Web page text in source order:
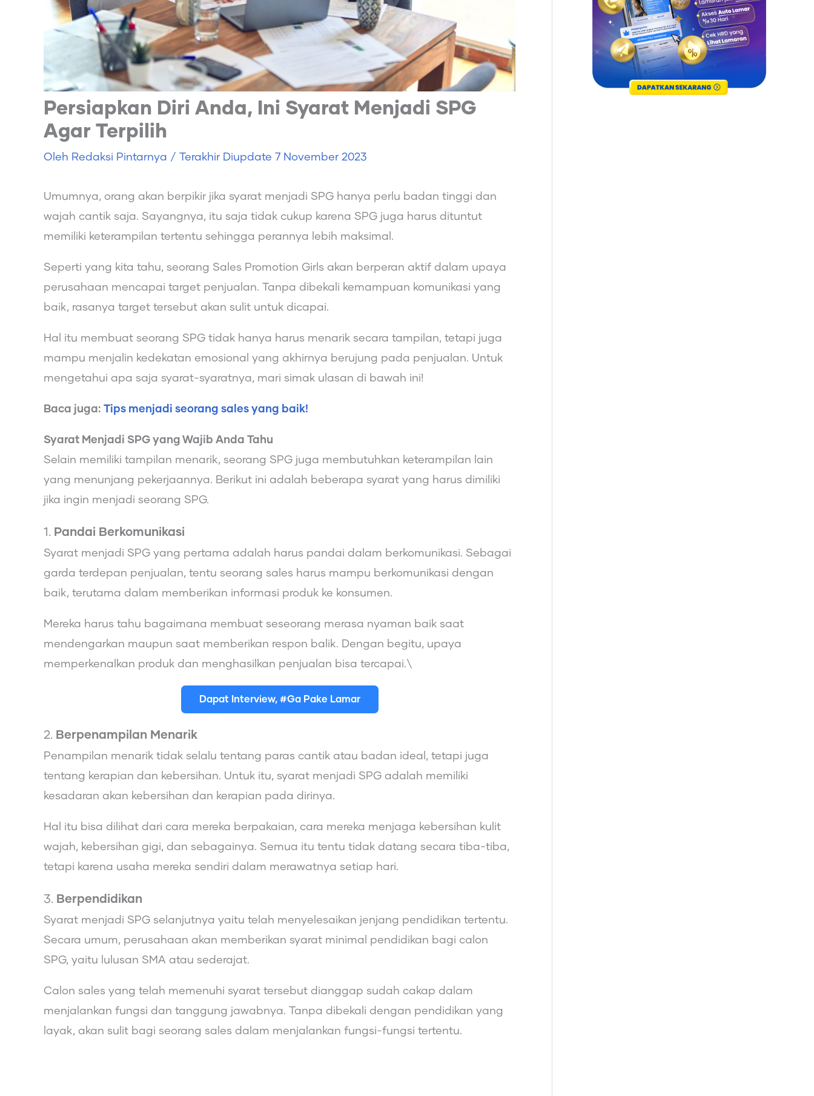
Persiapkan Diri Anda, Ini Syarat Menjadi SPG
Agar Terpilih
Oleh Redaksi Pintarnya / Terakhir Diupdate 7 November 2023
Umumnya, orang akan berpikir jika syarat menjadi SPG hanya perlu badan tinggi dan
wajah cantik saja. Sayangnya, itu saja tidak cukup karena SPG juga harus dituntut
memiliki keterampilan tertentu sehingga perannya lebih maksimal.
Seperti yang kita tahu, seorang Sales Promotion Girls akan berperan aktif dalam upaya
perusahaan mencapai target penjualan. Tanpa dibekali kemampuan komunikasi yang
baik, rasanya target tersebut akan sulit untuk dicapai.
Hal itu membuat seorang SPG tidak hanya harus menarik secara tampilan, tetapi juga
mampu menjalin kedekatan emosional yang akhirnya berujung pada penjualan. Untuk
mengetahui apa saja syarat-syaratnya, mari simak ulasan di bawah ini!
Baca juga: Tips menjadi seorang sales yang baik!
Syarat Menjadi SPG yang Wajib Anda Tahu
Selain memiliki tampilan menarik, seorang SPG juga membutuhkan keterampilan lain
yang menunjang pekerjaannya. Berikut ini adalah beberapa syarat yang harus dimiliki
jika ingin menjadi seorang SPG.
1. Pandai Berkomunikasi
Syarat menjadi SPG yang pertama adalah harus pandai dalam berkomunikasi. Sebagai
garda terdepan penjualan, tentu seorang sales harus mampu berkomunikasi dengan
baik, terutama dalam memberikan informasi produk ke konsumen.
Mereka harus tahu bagaimana membuat seseorang merasa nyaman baik saat
mendengarkan maupun saat memberikan respon balik. Dengan begitu, upaya
memperkenalkan produk dan menghasilkan penjualan bisa tercapai.\
Dapat Interview, #Ga Pake Lamar
2. Berpenampilan Menarik
Penampilan menarik tidak selalu tentang paras cantik atau badan ideal, tetapi juga
tentang kerapian dan kebersihan. Untuk itu, syarat menjadi SPG adalah memiliki
kesadaran akan kebersihan dan kerapian pada dirinya.
Hal itu bisa dilihat dari cara mereka berpakaian, cara mereka menjaga kebersihan kulit
wajah, kebersihan gigi, dan sebagainya. Semua itu tentu tidak datang secara tiba-tiba,
tetapi karena usaha mereka sendiri dalam merawatnya setiap hari.
3. Berpendidikan
Syarat menjadi SPG selanjutnya yaitu telah menyelesaikan jenjang pendidikan tertentu.
Secara umum, perusahaan akan memberikan syarat minimal pendidikan bagi calon
SPG, yaitu lulusan SMA atau sederajat.
Calon sales yang telah memenuhi syarat tersebut dianggap sudah cakap dalam
menjalankan fungsi dan tanggung jawabnya. Tanpa dibekali dengan pendidikan yang
layak, akan sulit bagi seorang sales dalam menjalankan fungsi-fungsi tertentu.